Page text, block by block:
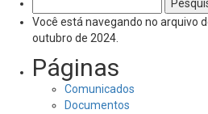
por:
Você está navegando no arquivo
outubro de 2024.
Páginas
Comunicados
Documentos